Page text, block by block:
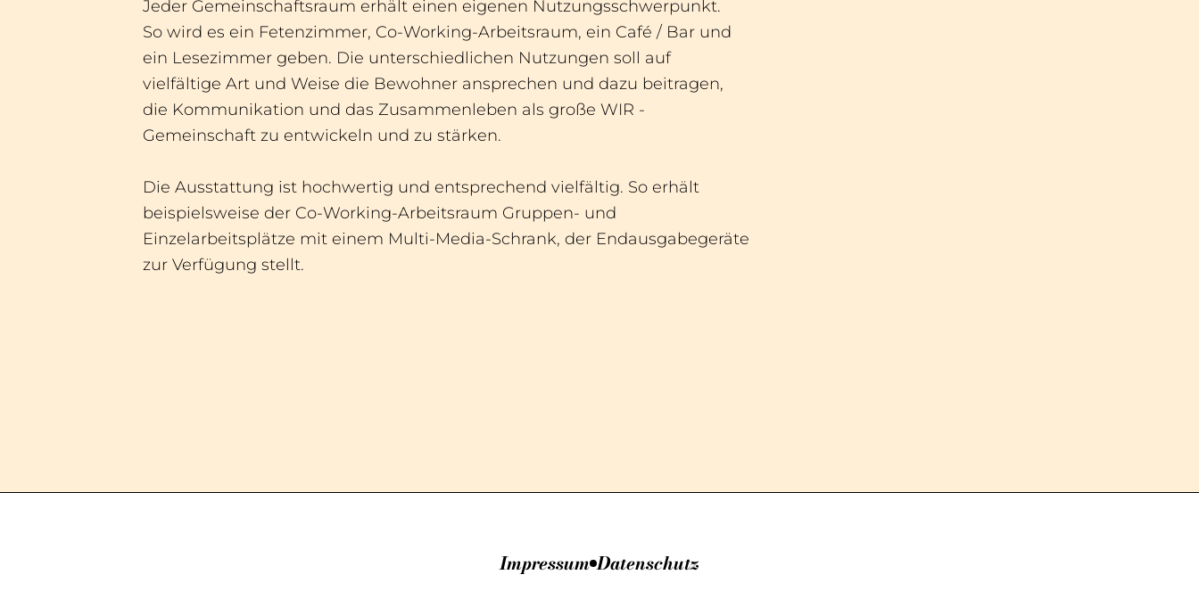
Jeder Gemeinschaftsraum erhält einen eigenen Nutzungsschwerpunkt.
So wird es ein Fetenzimmer, Co-Working-Arbeitsraum, ein Café / Bar und
ein Lesezimmer geben. Die unterschiedlichen Nutzungen soll auf
vielfältige Art und Weise die Bewohner ansprechen und dazu beitragen,
die Kommunikation und das Zusammenleben als große WIR -
Gemeinschaft zu entwickeln und zu stärken.
Die Ausstattung ist hochwertig und entsprechend vielfältig. So erhält
beispielsweise der Co-Working-Arbeitsraum Gruppen- und
Einzelarbeitsplätze mit einem Multi-Media-Schrank, der Endausgabegeräte
zur Verfügung stellt.
Impressum Datenschutz